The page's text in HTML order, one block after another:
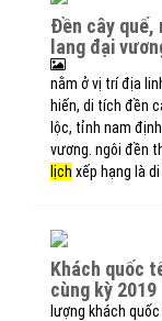
đền cây quế, nam định thờ phụng đức thánh linh
lang đại
nằm ở vị trí địa
hiến, di tích đền
lộc, tỉnh nam
vương. ngôi đền
lịch xếp hạng là
khách quốc tế đến việt nam giảm mạnh so với
cùng kỳ 2019
lượng khách